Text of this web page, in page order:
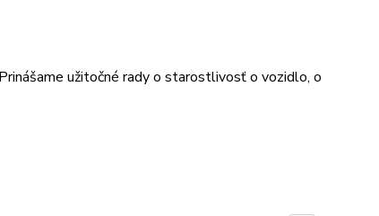
užitočné rady o starostlivosť o vozidlo, o